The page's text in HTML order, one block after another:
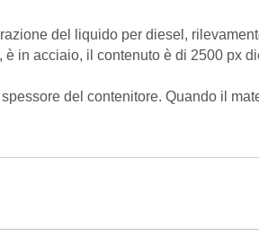
del liquido per diesel,
in acciaio, il contenuto è di 2500 px
del contenitore. Quando il